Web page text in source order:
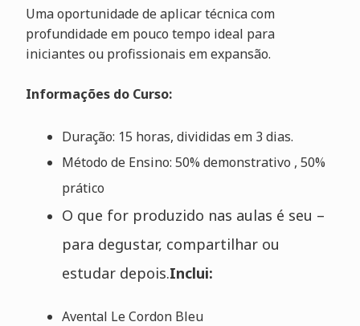
Uma oportunidade de aplicar técnica com
profundidade em pouco tempo ideal para
iniciantes ou profissionais em expansão.
Informações do Curso:
Duração: 15 horas, divididas em 3 dias.
Método de Ensino: 50% demonstrativo , 50%
prático
O que for produzido nas aulas é seu –
para degustar, compartilhar ou
estudar depois.Inclui:
Avental Le Cordon Bleu